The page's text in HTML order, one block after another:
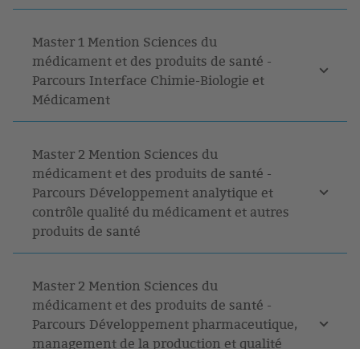
Master 1 Mention Sciences du
médicament et des produits de santé -
Parcours Interface Chimie-Biologie et
Médicament
Master 2 Mention Sciences du
médicament et des produits de santé -
Parcours Développement analytique et
contrôle qualité du médicament et autres
produits de santé
Master 2 Mention Sciences du
médicament et des produits de santé -
Parcours Développement pharmaceutique,
management de la production et qualité